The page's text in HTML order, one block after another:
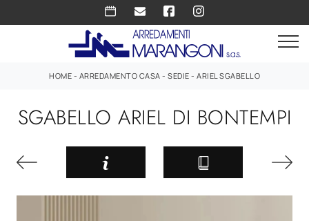
HOME - ARREDAMENTO CASA - SEDIE - ARIEL SGABELLO
SGABELLO ARIEL DI BONTEMPI